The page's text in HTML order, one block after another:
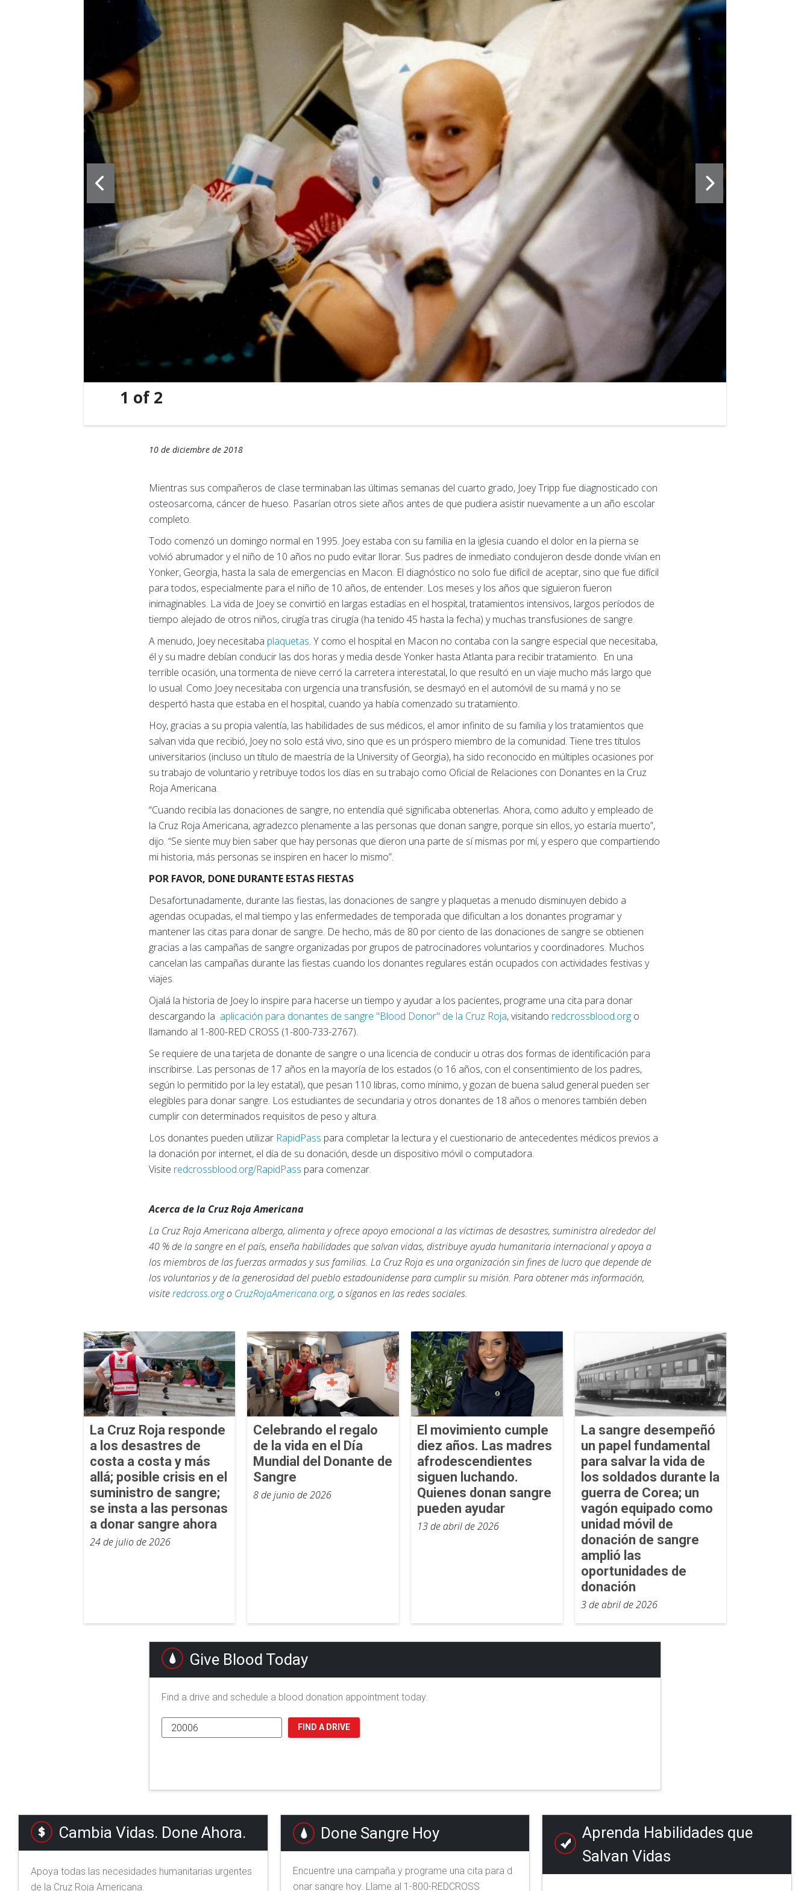
1 of2
10 de diciembre de 2018
Mientras sus compañeros de clase terminaban las últimas semanas del cuarto grado, Joey Tripp fue diagnosticado con
osteosarcoma, cáncer de hueso. Pasarían otros siete años antes de que pudiera asistir nuevamente a un año escolar
completo.
Todo comenzó un domingo normal en 1995. Joey estaba con su familia en la iglesia cuando el dolor en la pierna se
volvió abrumador y el niño de 10 años no pudo evitar llorar. Sus padres de inmediato condujeron desde donde vivían en
Yonker, Georgia, hasta la sala de emergencias en Macon. El diagnóstico no solo fue difícil de aceptar, sino que fue difícil
para todos, especialmente para el niño de 10 años, de entender. Los meses y los años que siguieron fueron
inimaginables. La vida de Joey se convirtió en largas estadías en el hospital, tratamientos intensivos, largos períodos de
tiempo alejado de otros niños, cirugía tras cirugía (ha tenido 45 hasta la fecha) y muchas transfusiones de sangre.
A menudo, Joey necesitaba plaquetas. Y como el hospital en Macon no contaba con la sangre especial que necesitaba,
él y su madre debían conducir las dos horas y media desde Yonker hasta Atlanta para recibir tratamiento. En una
terrible ocasión, una tormenta de nieve cerró la carretera interestatal, lo que resultó en un viaje mucho más largo que
lo usual. Como Joey necesitaba con urgencia una transfusión, se desmayó en el automóvil de su mamá y no se
despertó hasta que estaba en el hospital, cuando ya había comenzado su tratamiento.
Hoy, gracias a su propia valentía, las habilidades de sus médicos, el amor infinito de su familia y los tratamientos que
salvan vida que recibió, Joey no solo está vivo, sino que es un próspero miembro de la comunidad. Tiene tres títulos
universitarios (incluso un título de maestría de la University of Georgia), ha sido reconocido en múltiples ocasiones por
su trabajo de voluntario y retribuye todos los días en su trabajo como Oficial de Relaciones con Donantes en la Cruz
Roja Americana.
“Cuando recibía las donaciones de sangre, no entendía qué significaba obtenerlas. Ahora, como adulto y empleado de
la Cruz Roja Americana, agradezco plenamente a las personas que donan sangre, porque sin ellos, yo estaría muerto”,
dijo. “Se siente muy bien saber que hay personas que dieron una parte de sí mismas por mí, y espero que compartiendo
mi historia, más personas se inspiren en hacer lo mismo”.
POR FAVOR, DONE DURANTE ESTAS FIESTAS
Desafortunadamente, durante las fiestas, las donaciones de sangre y plaquetas a menudo disminuyen debido a
agendas ocupadas, el mal tiempo y las enfermedades de temporada que dificultan a los donantes programar y
mantener las citas para donar de sangre. De hecho, más de 80 por ciento de las donaciones de sangre se obtienen
gracias a las campañas de sangre organizadas por grupos de patrocinadores voluntarios y coordinadores. Muchos
cancelan las campañas durante las fiestas cuando los donantes regulares están ocupados con actividades festivas y
viajes.
Ojalá la historia de Joey lo inspire para hacerse un tiempo y ayudar a los pacientes, programe una cita para donar
descargando la aplicación para donantes de sangre "Blood Donor" de la Cruz Roja, visitando redcrossblood.org o
llamando al 1-800-RED CROSS (1-800-733-2767).
Se requiere de una tarjeta de donante de sangre o una licencia de conducir u otras dos formas de identificación para
inscribirse. Las personas de 17 años en la mayoría de los estados (o 16 años, con el consentimiento de los padres,
según lo permitido por la ley estatal), que pesan 110 libras, como mínimo, y gozan de buena salud general pueden ser
elegibles para donar sangre. Los estudiantes de secundaria y otros donantes de 18 años o menores también deben
cumplir con determinados requisitos de peso y altura.
Los donantes pueden utilizar RapidPass para completar la lectura y el cuestionario de antecedentes médicos previos a
la donación por internet, el día de su donación, desde un dispositivo móvil o computadora.
Visite redcrossblood.org/RapidPass para comenzar.
Acerca de la Cruz Roja Americana
La Cruz Roja Americana alberga, alimenta y ofrece apoyo emocional a las víctimas de desastres, suministra alrededor del
40 % de la sangre en el país, enseña habilidades que salvan vidas, distribuye ayuda humanitaria internacional y apoya a
los miembros de las fuerzas armadas y sus familias. La Cruz Roja es una organización sin fines de lucro que depende de
los voluntarios y de la generosidad del pueblo estadounidense para cumplir su misión. Para obtener más información,
visiteredcross.orgo CruzRojaAmericana.org, o síganos en las redes sociales.
La Cruz Roja responde
a los desastres de
costa a costa y más
allá; posible crisis en el
suministro de sangre;
se insta a las personas
a donar sangre ahora
24 de julio de 2026
Celebrando el regalo
de la vida en el Día
Mundial del Donante de
Sangre
8 de junio de 2026
El movimiento cumple
diez años. Las madres
afrodescendientes
siguen luchando.
Quienes donan sangre
pueden ayudar
13 de abril de 2026
La sangre desempeñó
un papel fundamental
para salvar la vida de
los soldados durante la
guerra de Corea; un
vagón equipado como
unidad móvil de
donación de sangre
amplió las
oportunidades de
donación
3 de abril de 2026
Give Blood Today
Find a drive and schedule a blood donation appointment today.
FIND A DRIVE
Cambia Vidas. Done Ahora.
Apoya todas las necesidades humanitarias urgentes
de la Cruz Roja Americana.
Done Sangre Hoy
Encuentre una campaña y programe una cita para d
onar sangre hoy. Llame al 1-800-REDCROSS
Aprenda Habilidades que
Salvan Vidas